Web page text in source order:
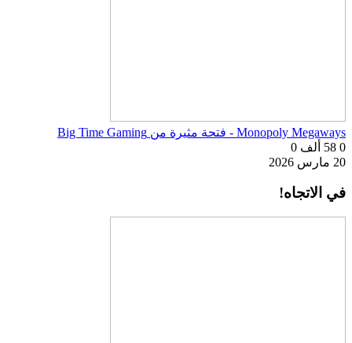
Monopoly Megaways - فتحة مثيرة من Big Time Gaming
0 58 ألف
0
20 مارس 2026
في الاتجاه!